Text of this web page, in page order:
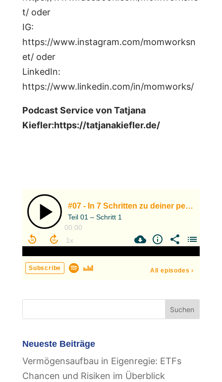
t/ oder
IG:
https://www.instagram.com/momworksn
et/ oder
LinkedIn:
https://www.linkedin.com/in/momworks/
Podcast Service von Tatjana
Kiefler:https://tatjanakiefler.de/
Neueste Beiträge
Vermögensaufbau in Eigenregie: ETFs
Chancen und Risiken im Überblick